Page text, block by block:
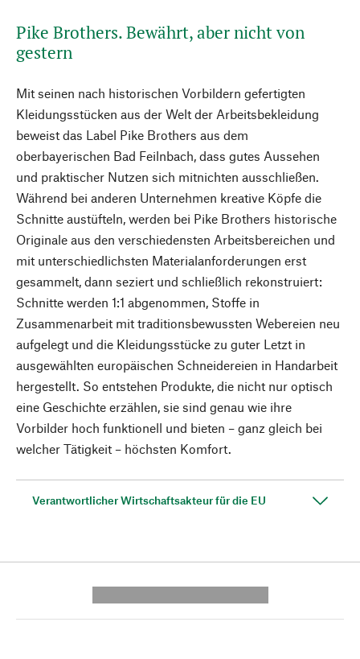
Pike Brothers. Bewährt, aber nicht von
gestern
Mit seinen nach historischen Vorbildern gefertigten
Kleidungsstücken aus der Welt der Arbeitsbekleidung
beweist das Label Pike Brothers aus dem
oberbayerischen Bad Feilnbach, dass gutes Aussehen
und praktischer Nutzen sich mitnichten ausschließen.
Während bei anderen Unternehmen kreative Köpfe die
Schnitte austüfteln, werden bei Pike Brothers historische
Originale aus den verschiedensten Arbeitsbereichen und
mit unterschiedlichsten Materialanforderungen erst
gesammelt, dann seziert und schließlich rekonstruiert:
Schnitte werden 1:1 abgenommen, Stoffe in
Zusammenarbeit mit traditionsbewussten Webereien neu
aufgelegt und die Kleidungsstücke zu guter Letzt in
ausgewählten europäischen Schneidereien in Handarbeit
hergestellt. So entstehen Produkte, die nicht nur optisch
eine Geschichte erzählen, sie sind genau wie ihre
Vorbilder hoch funktionell und bieten – ganz gleich bei
welcher Tätigkeit – höchsten Komfort.
Verantwortlicher Wirtschaftsakteur für die EU